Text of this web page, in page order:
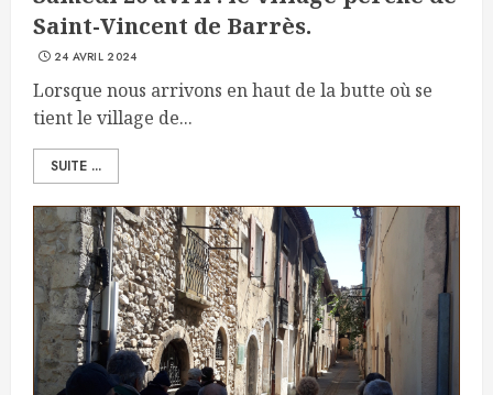
Saint-Vincent de Barrès.
24 AVRIL 2024
Lorsque nous arrivons en haut de la butte où se
tient le village de...
SUITE ...